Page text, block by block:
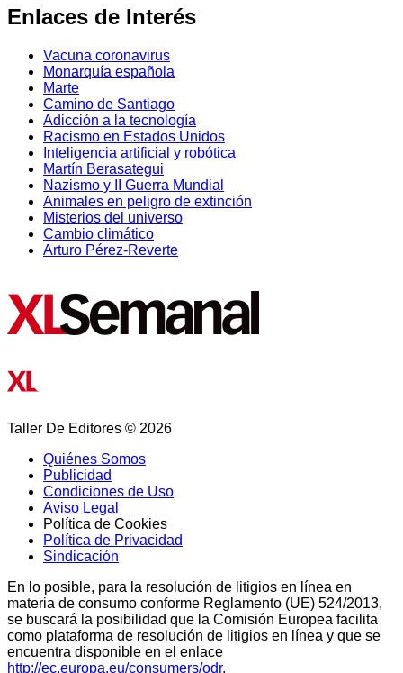
Enlaces de Interés
Vacuna coronavirus
Monarquía española
Marte
Camino de Santiago
Adicción a la tecnología
Racismo en Estados Unidos
Inteligencia artificial y robótica
Martín Berasategui
Nazismo y II Guerra Mundial
Animales en peligro de extinción
Misterios del universo
Cambio climático
Arturo Pérez-Reverte
Taller De Editores © 2026
Quiénes Somos
Publicidad
Condiciones de Uso
Aviso Legal
Política de Cookies
Política de Privacidad
Sindicación
En lo posible, para la resolución de litigios en línea en
materia de consumo conforme Reglamento (UE) 524/2013,
se buscará la posibilidad que la Comisión Europea facilita
como plataforma de resolución de litigios en línea y que se
encuentra disponible en el enlace
http://ec.europa.eu/consumers/odr.